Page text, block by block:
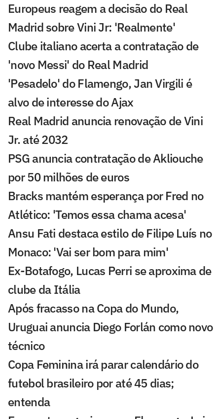
Europeus reagem a decisão do Real
Madrid sobre Vini Jr: 'Realmente'
Clube italiano acerta a contratação de
'novo Messi' do Real Madrid
'Pesadelo' do Flamengo, Jan Virgili é
alvo de interesse do Ajax
Real Madrid anuncia renovação de Vini
Jr. até 2032
PSG anuncia contratação de Akliouche
por 50 milhões de euros
Bracks mantém esperança por Fred no
Atlético: 'Temos essa chama acesa'
Ansu Fati destaca estilo de Filipe Luís no
Monaco: 'Vai ser bom para mim'
Ex-Botafogo, Lucas Perri se aproxima de
clube da Itália
Após fracasso na Copa do Mundo,
Uruguai anuncia Diego Forlán como novo
técnico
Copa Feminina irá parar calendário do
futebol brasileiro por até 45 dias;
entenda